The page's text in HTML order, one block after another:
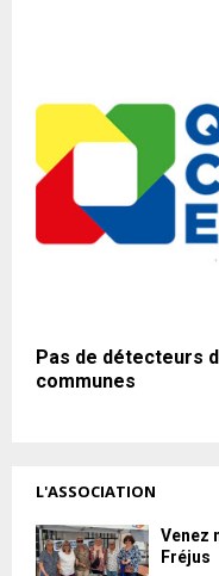
Pas de détecteurs
communes
L'ASSOCIATION
Venez
Fréjus